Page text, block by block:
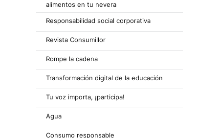
alimentos en tu nevera
Responsabilidad social corporativa
Revista Consumillor
Rompe la cadena
Transformación digital de la educación
Tu voz importa, ¡participa!
Agua
Consumo responsable